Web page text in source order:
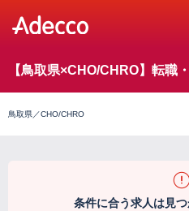
【鳥取県×CHO/CHRO】転職
鳥取県／CHO/CHRO
条件に合う求人は見つ